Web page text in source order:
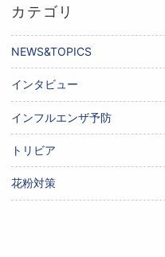
カテゴリ
NEWS&TOPICS
インタビュー
インフルエンザ予防
トリビア
花粉対策